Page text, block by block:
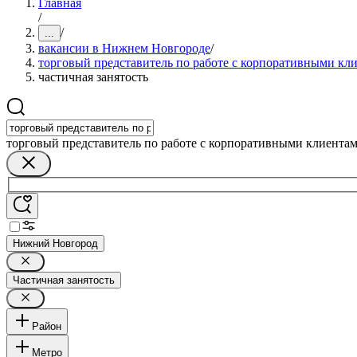
Главная
/
... /
вакансии в Нижнем Новгороде/
торговый представитель по работе с корпоративными
частичная занятость
торговый представитель по работе с корпоративными
Нижний Новгород
Частичная занятость
Район
Метро